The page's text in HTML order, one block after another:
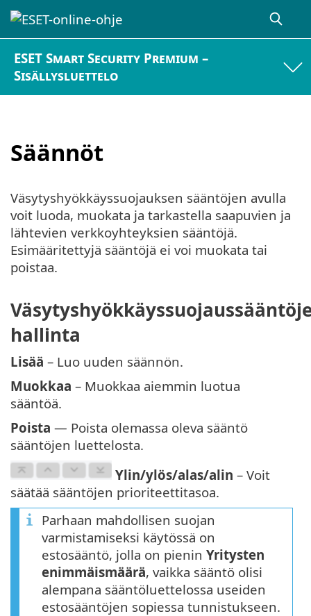
ESET Smart Security Premium –
Sisällysluettelo
Säännöt
Väsytyshyökkäyssuojauksen sääntöjen avulla
voit luoda, muokata ja tarkastella saapuvien ja
lähtevien verkkoyhteyksien sääntöjä.
Esimääritettyjä sääntöjä ei voi muokata tai
poistaa.
hallinta
Lisää – Luo uuden säännön.
Muokkaa – Muokkaa aiemmin luotua
sääntöä.
Poista — Poista olemassa oleva sääntö
sääntöjen luettelosta.
Ylin/ylös/alas/alin – Voit
säätää sääntöjen prioriteettitasoa.
Parhaan mahdollisen suojan
varmistamiseksi käytössä on
estosääntö, jolla on pienin Yritysten
enimmäismäärä, vaikka sääntö olisi
alempana sääntöluettelossa useiden
estosääntöjen sopiessa tunnistukseen.